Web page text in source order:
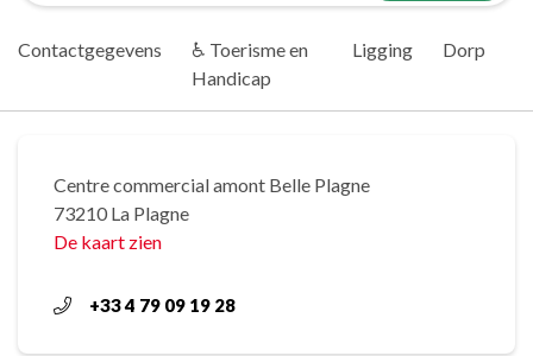
Contactgegevens
♿ Toerisme en
Handicap
Ligging Dorp
Centre commercial amont Belle Plagne
73210 La Plagne
De kaart zien
+33 4 79 09 19 28